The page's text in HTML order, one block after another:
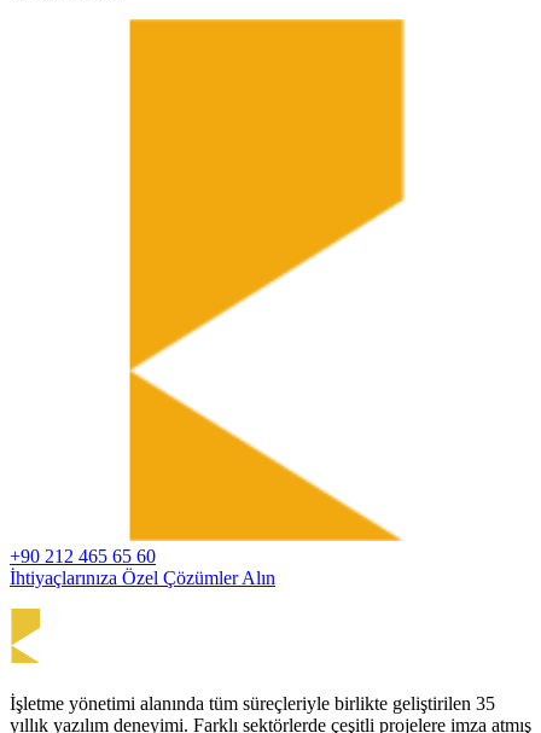
+90 212 465 65 60
İhtiyaçlarınıza Özel Çözümler Alın
İşletme yönetimi alanında tüm süreçleriyle birlikte geliştirilen 35
yıllık yazılım deneyimi. Farklı sektörlerde çeşitli projelere imza atmış